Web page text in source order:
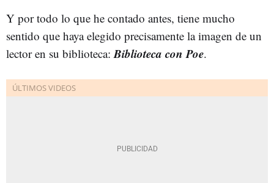
Y por todo lo que he contado antes, tiene mucho
sentido que haya elegido precisamente la imagen de un
lector en su biblioteca: Biblioteca con Poe.